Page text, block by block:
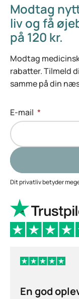
Modtag
liv og få
på 120 kr.
Modtag
rabatter. Tilmeld
samme på din
E-mail *
Dit privatliv betyder
En god